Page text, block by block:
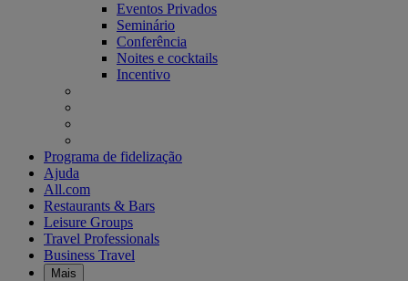
Eventos Privados
Seminário
Conferência
Noites e cocktails
Incentivo
Programa de fidelização
Ajuda
All.com
Restaurants & Bars
Leisure Groups
Travel Professionals
Business Travel
Mais